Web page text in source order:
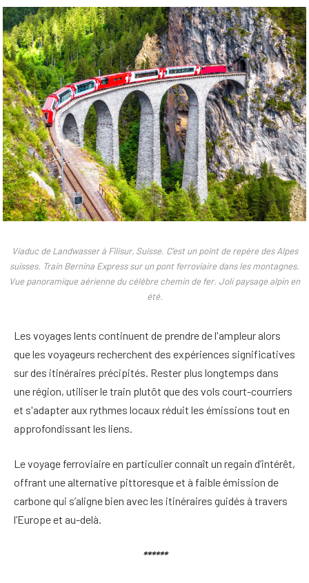
Viaduc de Landwasser à Filisur, Suisse. C'est un point de repère des Alpes
suisses. Train Bernina Express sur un pont ferroviaire dans les montagnes.
Vue panoramique aérienne du célèbre chemin de fer. Joli paysage alpin en
été.
Les voyages lents continuent de prendre de l'ampleur alors
que les voyageurs recherchent des expériences significatives
sur des itinéraires précipités. Rester plus longtemps dans
une région, utiliser le train plutôt que des vols court-courriers
et s'adapter aux rythmes locaux réduit les émissions tout en
approfondissant les liens.
Le voyage ferroviaire en particulier connaît un regain d’intérêt,
offrant une alternative pittoresque et à faible émission de
carbone qui s’aligne bien avec les itinéraires guidés à travers
l’Europe et au-delà.
******